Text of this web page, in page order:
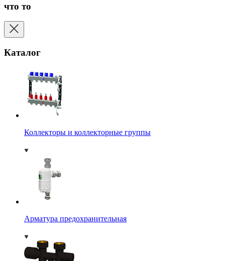
что то
Каталог
Коллекторы и коллекторные группы
Арматура предохранительная